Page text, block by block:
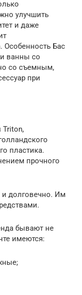
улучшить
и даже
Особенность Бас
ванны со
со съемным,
при
пластика.
прочного
долговечно. Им
бывают не
имеются: